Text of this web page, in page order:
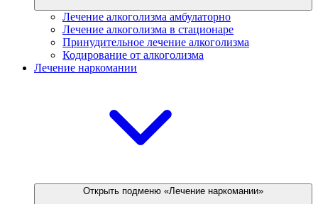
Лечение алкоголизма амбулаторно
Лечение алкоголизма в стационаре
Принудительное лечение алкоголизма
Кодирование от алкоголизма
Лечение наркомании
Открыть подменю «Лечение наркомании»